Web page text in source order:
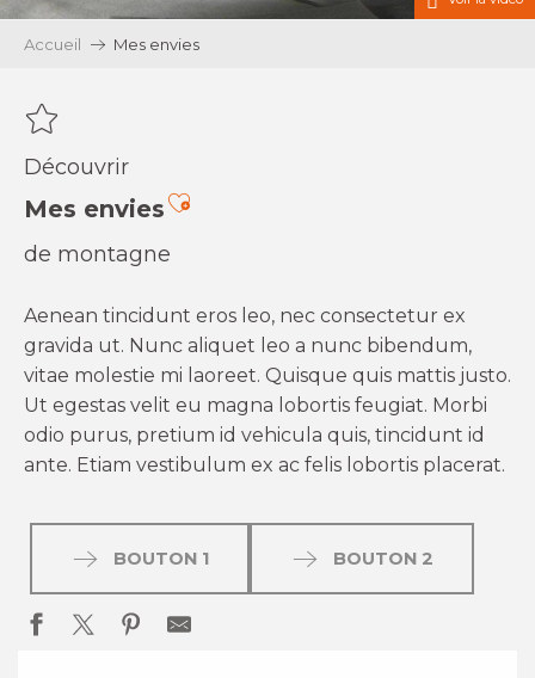
Accueil Mes envies
Découvrir
Mes enviesAjouter aux favoris
de montagne
Aenean tincidunt eros leo, nec consectetur ex
gravida ut. Nunc aliquet leo a nunc bibendum,
vitae molestie mi laoreet. Quisque quis mattis justo.
Ut egestas velit eu magna lobortis feugiat. Morbi
odio purus, pretium id vehicula quis, tincidunt id
ante. Etiam vestibulum ex ac felis lobortis placerat.
BOUTON 1 BOUTON 2